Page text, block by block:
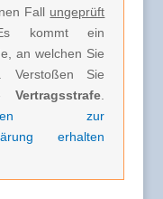
Fall ungeprüft
kommt ein
an welchen Sie
Verstoßen Sie
Vertragsstrafe.
zur
erhalten